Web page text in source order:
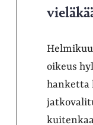
oikeus
hanketta